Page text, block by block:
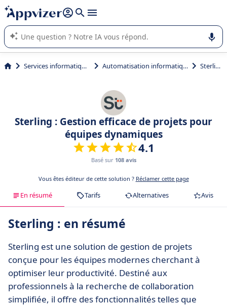
répondre (plusieurs lignes avec
L'IA de Appvizer vous guide dans l'utilisation ou la sélection de
logiciel SaaS en entreprise.
Services informatiques Automatisation informatique Sterling
Sterling : Gestion efficace de projets pour
équipes dynamiques
4.1
Basé sur 108 avis
Vous êtes éditeur de cette solution ? Réclamer cette page
En résumé Tarifs Alternatives Avis
Sterling : en résumé
Sterling est une solution de gestion de projets
conçue pour les équipes modernes cherchant à
optimiser leur productivité. Destiné aux
professionnels à la recherche de collaboration
simplifiée, il offre des fonctionnalités telles que